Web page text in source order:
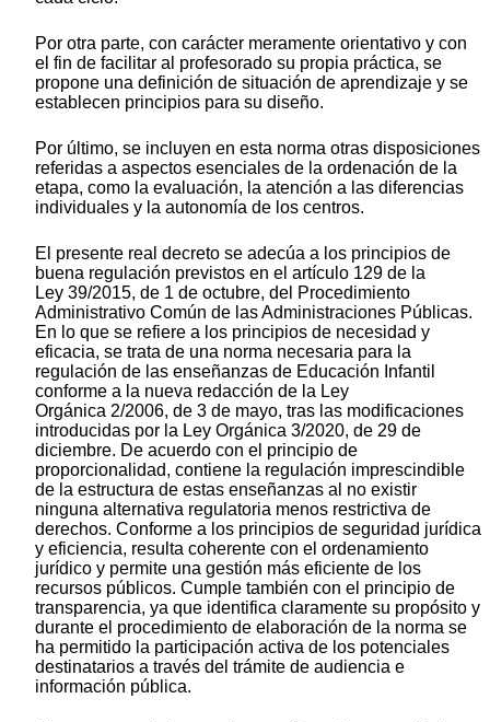
Por otra parte, con carácter meramente orientativo y con
el fin de facilitar al profesorado su propia práctica, se
propone una definición de situación de aprendizaje y se
establecen principios para su diseño.
Por último, se incluyen en esta norma otras disposiciones
referidas a aspectos esenciales de la ordenación de la
etapa, como la evaluación, la atención a las diferencias
individuales y la autonomía de los centros.
El presente real decreto se adecúa a los principios de
buena regulación previstos en el artículo 129 de la
Ley 39/2015, de 1 de octubre, del Procedimiento
Administrativo Común de las Administraciones Públicas.
En lo que se refiere a los principios de necesidad y
eficacia, se trata de una norma necesaria para la
regulación de las enseñanzas de Educación Infantil
conforme a la nueva redacción de la Ley
Orgánica 2/2006, de 3 de mayo, tras las modificaciones
introducidas por la Ley Orgánica 3/2020, de 29 de
diciembre. De acuerdo con el principio de
proporcionalidad, contiene la regulación imprescindible
de la estructura de estas enseñanzas al no existir
ninguna alternativa regulatoria menos restrictiva de
derechos. Conforme a los principios de seguridad jurídica
y eficiencia, resulta coherente con el ordenamiento
jurídico y permite una gestión más eficiente de los
recursos públicos. Cumple también con el principio de
transparencia, ya que identifica claramente su propósito y
durante el procedimiento de elaboración de la norma se
ha permitido la participación activa de los potenciales
destinatarios a través del trámite de audiencia e
información pública.